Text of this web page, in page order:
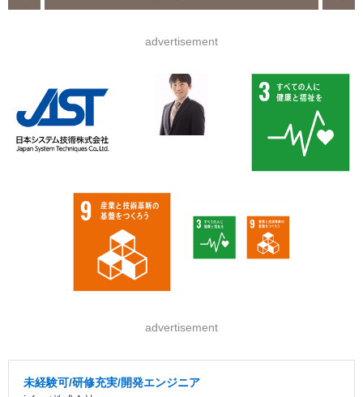
advertisement
advertisement
未経験可/研修充実/開発エンジニア